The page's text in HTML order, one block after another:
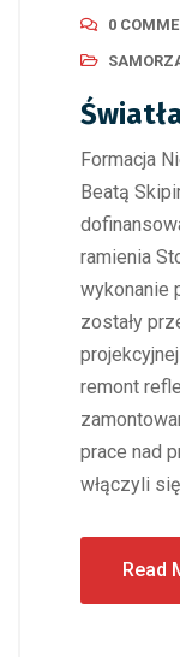
0
Formacja
Beatą
ramienia
wykonanie
zostały
remont
prace nad
włączyli
Read